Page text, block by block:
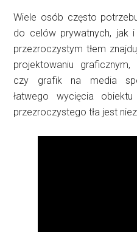
Wiele osób często
do celów prywatnych, jak
przezroczystym tłem
projektowaniu
czy grafik na media
łatwego wycięcia
przezroczystego tła jest